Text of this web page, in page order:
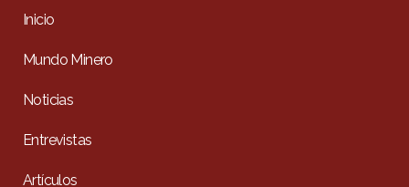
Inicio
Mundo Minero
Noticias
Entrevistas
Artículos